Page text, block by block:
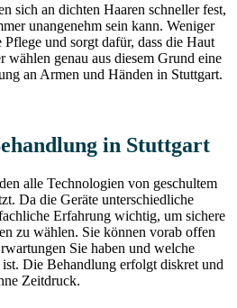
sich an dichten Haaren schneller fest,
unangenehm sein kann. Weniger
und sorgt dafür, dass die Haut
wählen genau aus diesem Grund eine
an Armen und Händen in Stuttgart.
in Stuttgart
alle Technologien von geschultem
Da die Geräte unterschiedliche
Erfahrung wichtig, um sichere
zu wählen. Sie können vorab offen
Sie haben und welche
Die Behandlung erfolgt diskret und
Zeitdruck.